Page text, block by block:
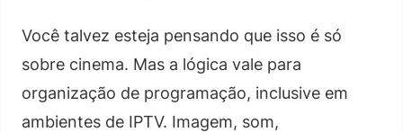
Você talvez esteja pensando que isso é só
sobre cinema. Mas a lógica vale para
organização de programação, inclusive em
ambientes de IPTV. Imagem, som,